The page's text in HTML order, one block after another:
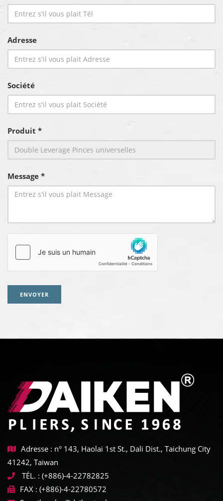
Adresse
Société
Produit *
Message *
ENVOYER
Adresse : n° 143, Haolai 1st St., Dali Dist., Taichung City
41242, Taiwan
TÉL. : (+886)-4-22782825
FAX : (+886)-4-22780572